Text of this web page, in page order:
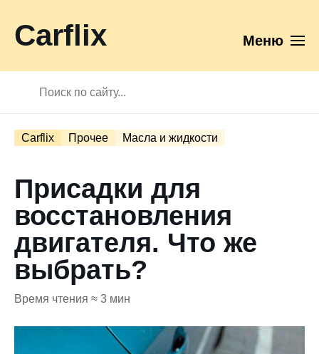
Carflix Меню
Carflix Прочее Масла и жидкости
Присадки для
восстановления
двигателя. Что же
выбрать?
Время чтения ≈ 3 мин